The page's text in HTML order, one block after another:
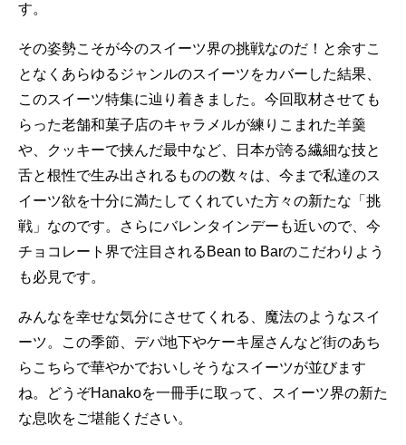
す。
その姿勢こそが今のスイーツ界の挑戦なのだ！と余すこ
となくあらゆるジャンルのスイーツをカバーした結果、
このスイーツ特集に辿り着きました。今回取材させても
らった老舗和菓子店のキャラメルが練りこまれた羊羹
や、クッキーで挟んだ最中など、日本が誇る繊細な技と
舌と根性で生み出されるものの数々は、今まで私達のス
イーツ欲を十分に満たしてくれていた方々の新たな「挑
戦」なのです。さらにバレンタインデーも近いので、今
チョコレート界で注目されるBean to Barのこだわりよう
も必見です。
みんなを幸せな気分にさせてくれる、魔法のようなスイ
ーツ。この季節、デパ地下やケーキ屋さんなど街のあち
らこちらで華やかでおいしそうなスイーツが並びます
ね。どうぞHanakoを一冊手に取って、スイーツ界の新た
な息吹をご堪能ください。